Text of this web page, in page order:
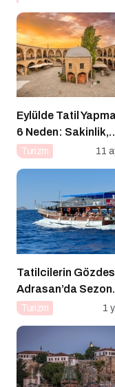
Eylülde Tatil
6 Neden: Sakinlik,
Ekonomi ve Keyif
Turizm 11
Tatilcilerin
Adrasan’da Sezon
Açıldı!
Turizm 1